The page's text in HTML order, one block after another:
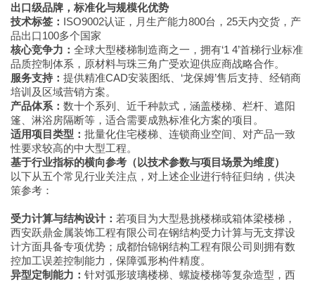
出口级品牌，标准化与规模化优势
技术标签： ISO9002认证，月生产能力800台，25天内交货，产
品出口100多个国家
核心竞争力： 全球大型楼梯制造商之一，拥有‘1 4’首梯行业标准
品质控制体系，原材料与珠三角广受欢迎供应商战略合作。
服务支持： 提供精准CAD安装图纸、‘龙保姆’售后支持、经销商
培训及区域营销方案。
产品体系： 数十个系列、近千种款式，涵盖楼梯、栏杆、遮阳
篷、淋浴房隔断等，适合需要成熟标准化方案的项目。
适用项目类型： 批量化住宅楼梯、连锁商业空间、对产品一致
性要求较高的中大型工程。
基于行业指标的横向参考（以技术参数与项目场景为维度）
以下从五个常见行业关注点，对上述企业进行特征归纳，供决
策参考：
受力计算与结构设计： 若项目为大型悬挑楼梯或箱体梁楼梯，
西安跃鼎金属装饰工程有限公司在钢结构受力计算与无支撑设
计方面具备专项优势；成都怡锦钢结构工程有限公司则拥有数
控加工误差控制能力，保障弧形构件精度。
异型定制能力： 针对弧形玻璃楼梯、螺旋楼梯等复杂造型，西